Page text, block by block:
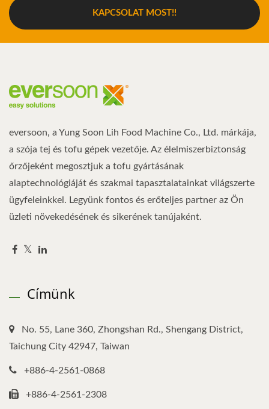
KAPCSOLAT MOST!!
eversoon, a Yung Soon Lih Food Machine Co., Ltd. márkája,
a szója tej és tofu gépek vezetője. Az élelmiszerbiztonság
őrzőjeként megosztjuk a tofu gyártásának
alaptechnológiáját és szakmai tapasztalatainkat világszerte
ügyfeleinkkel. Legyünk fontos és erőteljes partner az Ön
üzleti növekedésének és sikerének tanújaként.
Címünk
No. 55, Lane 360, Zhongshan Rd., Shengang District,
Taichung City 42947, Taiwan
+886-4-2561-0868
+886-4-2561-2308